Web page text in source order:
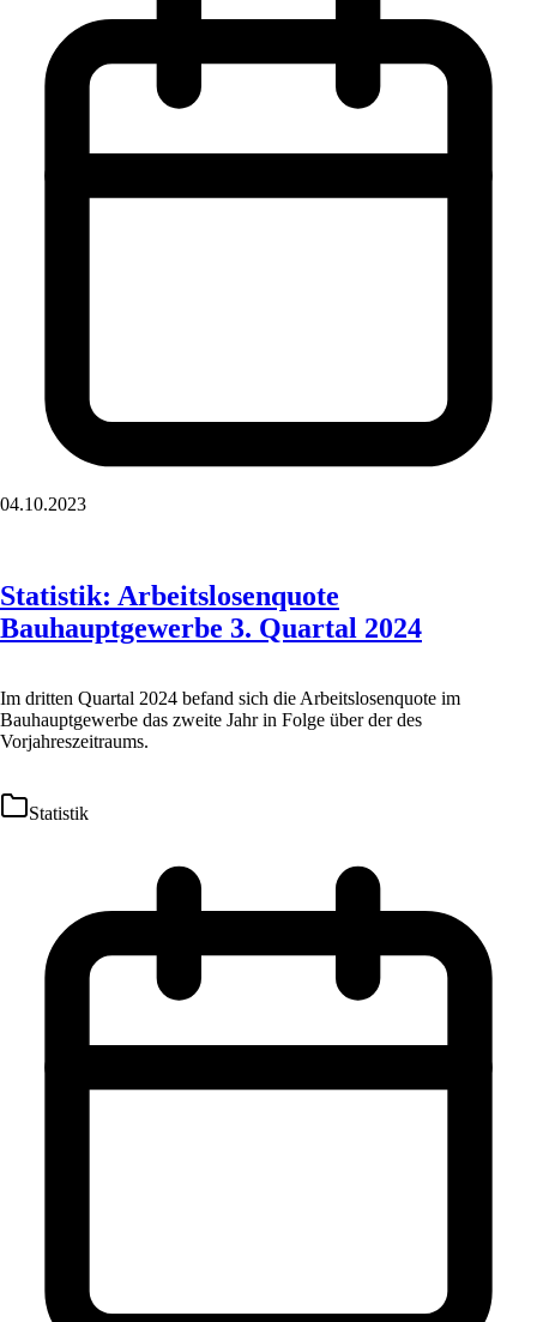
04.10.2023
Statistik: Arbeitslosenquote
Bauhauptgewerbe 3. Quartal 2024
Im dritten Quartal 2024 befand sich die Arbeitslosenquote im
Bauhauptgewerbe das zweite Jahr in Folge über der des
Vorjahreszeitraums.
Statistik